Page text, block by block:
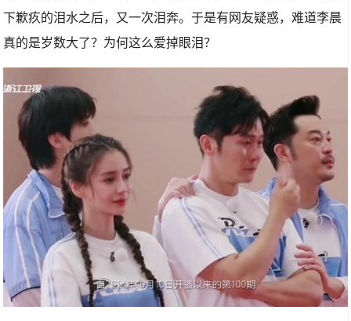
下歉疚的泪水之后，又一次泪奔。于是有网友疑惑，难道李晨
真的是岁数大了？为何这么爱掉眼泪？